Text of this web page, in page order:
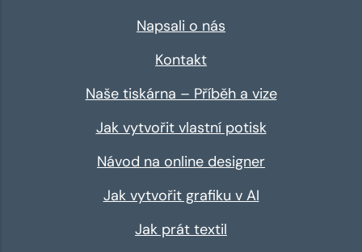
Napsali o nás
Kontakt
Naše tiskárna – Příběh a vize
Jak vytvořit vlastní potisk
Návod na online designer
Jak vytvořit grafiku v AI
Jak prát textil